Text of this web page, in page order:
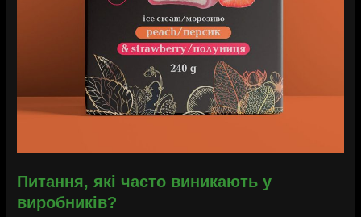
Питання, які часто виникають у
виробників?